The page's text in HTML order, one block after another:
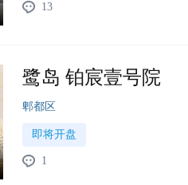
13
鹭岛 铂宸壹号院
郫都区
即将开盘
1